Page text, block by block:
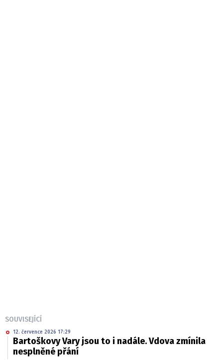
SOUVISEJÍCÍ
12. července 2026 17:29
Bartoškovy Vary jsou to i nadále. Vdova zmínila
nesplněné přání